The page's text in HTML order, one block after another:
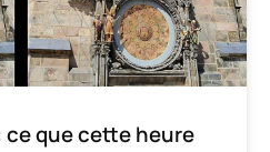
ce que cette heure